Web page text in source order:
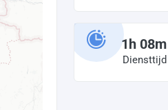
1h 08m
Diensttijd